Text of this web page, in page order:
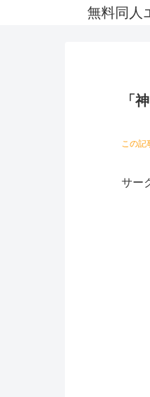
無料同人
「
この記
サー